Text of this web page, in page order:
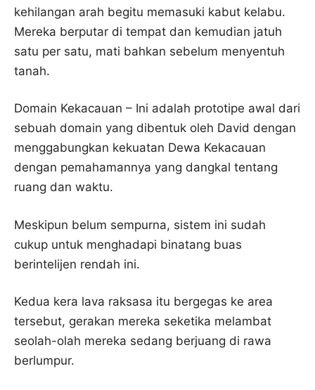
kehilangan arah begitu memasuki kabut kelabu.
Mereka berputar di tempat dan kemudian jatuh
satu per satu, mati bahkan sebelum menyentuh
tanah.
Domain Kekacauan – Ini adalah prototipe awal dari
sebuah domain yang dibentuk oleh David dengan
menggabungkan kekuatan Dewa Kekacauan
dengan pemahamannya yang dangkal tentang
ruang dan waktu.
Meskipun belum sempurna, sistem ini sudah
cukup untuk menghadapi binatang buas
berintelijen rendah ini.
Kedua kera lava raksasa itu bergegas ke area
tersebut, gerakan mereka seketika melambat
seolah-olah mereka sedang berjuang di rawa
berlumpur.